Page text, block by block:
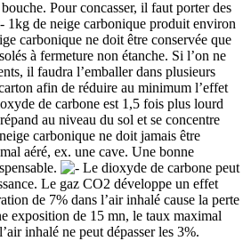
Pour concasser, il faut porter des
1kg de neige carbonique produit environ
carbonique ne doit être conservée que
à fermeture non étanche. Si l’on ne
il faudra l’emballer dans plusieurs
afin de réduire au minimum l’effet
de carbone est 1,5 fois plus lourd
au niveau du sol et se concentre
carbonique ne doit jamais être
aéré, ex. une cave. Une bonne
Le dioxyde de carbone peut
Le gaz CO2 développe un effet
de 7% dans l’air inhalé cause la perte
exposition de 15 mn, le taux maximal
inhalé ne peut dépasser les 3%.